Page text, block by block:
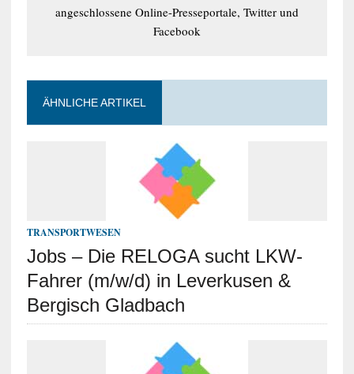
angeschlossene Online-Presseportale, Twitter und
Facebook
ÄHNLICHE ARTIKEL
TRANSPORTWESEN
Jobs – Die RELOGA sucht LKW-
Fahrer (m/w/d) in Leverkusen &
Bergisch Gladbach